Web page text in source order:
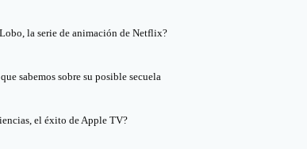
la serie de animación de Netflix?
sabemos sobre su posible secuela
el éxito de Apple TV?